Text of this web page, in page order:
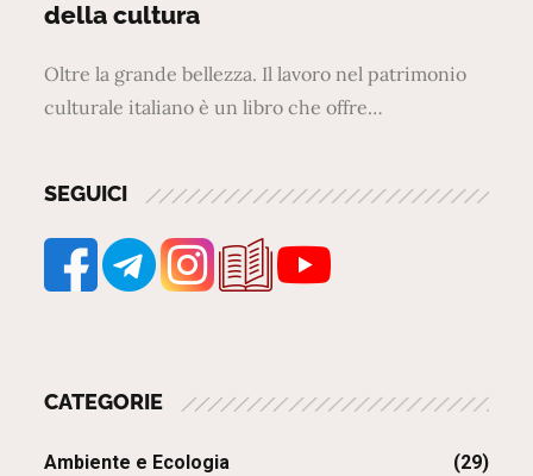
della cultura
Oltre la grande bellezza. Il lavoro nel patrimonio
culturale italiano è un libro che offre…
SEGUICI
CATEGORIE
Ambiente e Ecologia (29)